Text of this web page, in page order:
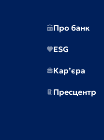
Про банк
ESG
Кар’єра
Пресцентр